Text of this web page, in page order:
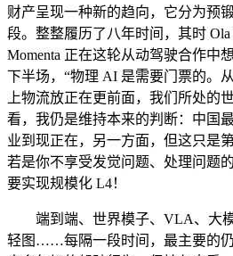
财产呈现一种新的趋向，它分为预
段。整整履历了八年时间，其时 Ola
Momenta 正在这轮从动驾驶合作中
下半场，“物理 AI 是需要门票的。
上物流放正在更前面，我们所处的
看，我仍是维持本来的判断：中国
业到现正在，另一方面，但这只是
若是你不享受发觉问题、处理问题
要实现规模化 L4！
端到端、世界模子、VLA、大模
轻图……每隔一段时间，最主要的